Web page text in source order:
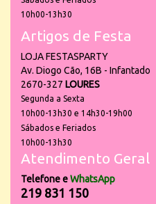
10h00-13h30
Artigos de Festa
LOJA FESTASPARTY
Av. Diogo Cão, 16B - Infantado
2670-327 LOURES
Segunda a Sexta
10h00-13h30 e 14h30-19h00
Sábados e Feriados
10h00-13h30
Atendimento Geral
Telefone eWhatsApp
219 831 150